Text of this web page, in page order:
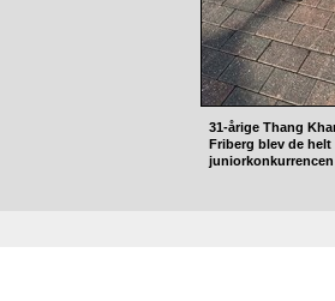
31-årige Thang
Friberg blev de